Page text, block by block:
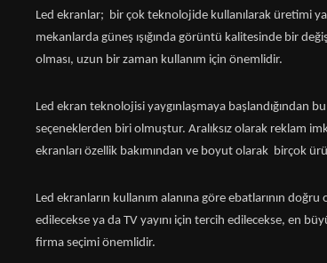
Led ekranlar; bir çok teknolojide kullanılarak üretimi
mekanlarda güneş ışığında görüntü kalitesinde bir
olması, uzun bir zaman kullanım için önemlidir.
Led ekran teknolojisi yaygınlaşmaya başlandığından
seçeneklerden biri olmuştur. Aralıksız olarak reklam
ekranları özellik bakımından ve boyut olarak birçok
Led ekranların kullanım alanına göre ebatlarının
edilecekse ya da TV yayını için tercih edilecekse, en
firma seçimi önemlidir.